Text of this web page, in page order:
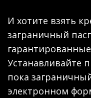
И хотите взять
заграничный
Устанавливайте
пока
электронном